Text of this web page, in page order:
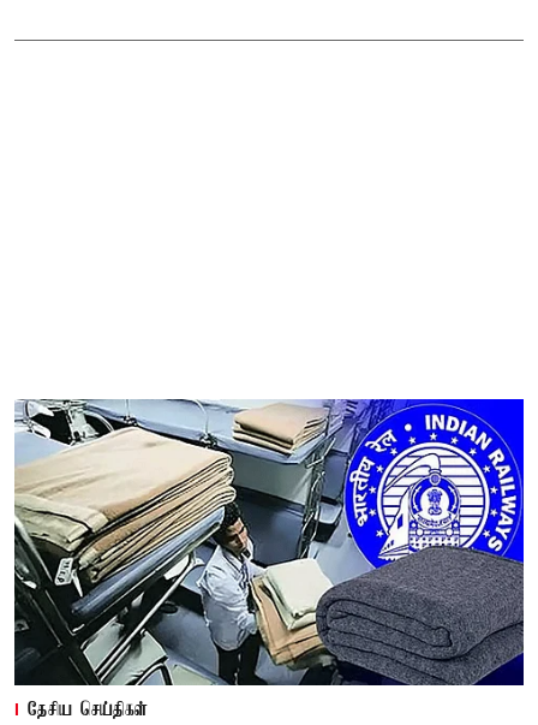
தேசிய செய்திகள்